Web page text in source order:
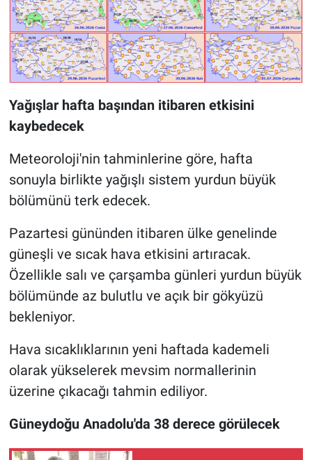
Yağışlar hafta başından itibaren etkisini
kaybedecek
Meteoroloji'nin tahminlerine göre, hafta
sonuyla birlikte yağışlı sistem yurdun büyük
bölümünü terk edecek.
Pazartesi gününden itibaren ülke genelinde
güneşli ve sıcak hava etkisini artıracak.
Özellikle salı ve çarşamba günleri yurdun büyük
bölümünde az bulutlu ve açık bir gökyüzü
bekleniyor.
Hava sıcaklıklarının yeni haftada kademeli
olarak yükselerek mevsim normallerinin
üzerine çıkacağı tahmin ediliyor.
Güneydoğu Anadolu'da 38 derece görülecek